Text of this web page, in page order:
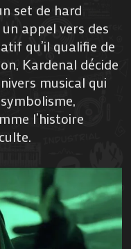
set de hard
appel vers des
qu’il qualifie de
Kardenal décide
musical qui
l’histoire